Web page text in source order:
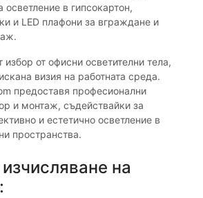
осветление в гипсокартон,
и LED плафони за вграждане и
избор от офисни осветителни тела,
визия на работната среда.
предоставя професионални
и монтаж, съдействайки за
и естетично осветление в
пространства.
на